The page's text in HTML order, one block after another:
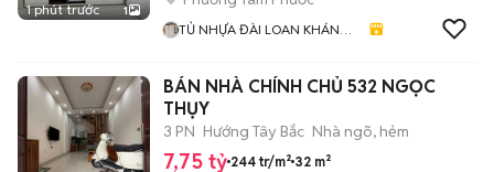
1 phút trước 1
TỦ NHỰA ĐÀI LOAN KHÁNH
BÁN NHÀ CHÍNH CHỦ 532 NGỌC
THỤY
3 PN Hướng Tây Bắc Nhà ngõ, hẻm
7,75 tỷ 244 tr/m² 32 m²